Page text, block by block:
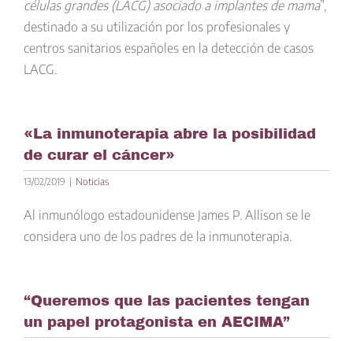
células grandes (LACG) asociado a implantes de mama”,
destinado a su utilización por los profesionales y
centros sanitarios españoles en la detección de casos
LACG.
«La inmunoterapia abre la posibilidad
de curar el cáncer»
13/02/2019 | Noticias
Al inmunólogo estadounidense James P. Allison se le
considera uno de los padres de la inmunoterapia.
“Queremos que las pacientes tengan
un papel protagonista en AECIMA”